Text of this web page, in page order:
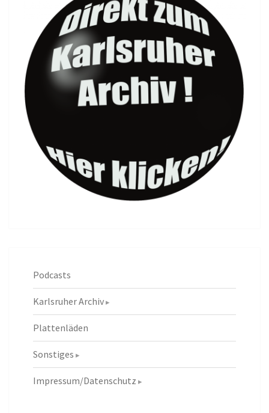
Podcasts
Karlsruher Archiv
Plattenläden
Sonstiges
Impressum/Datenschutz